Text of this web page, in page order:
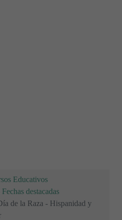
Educativos
destacadas
de la Raza - Hispanidad y